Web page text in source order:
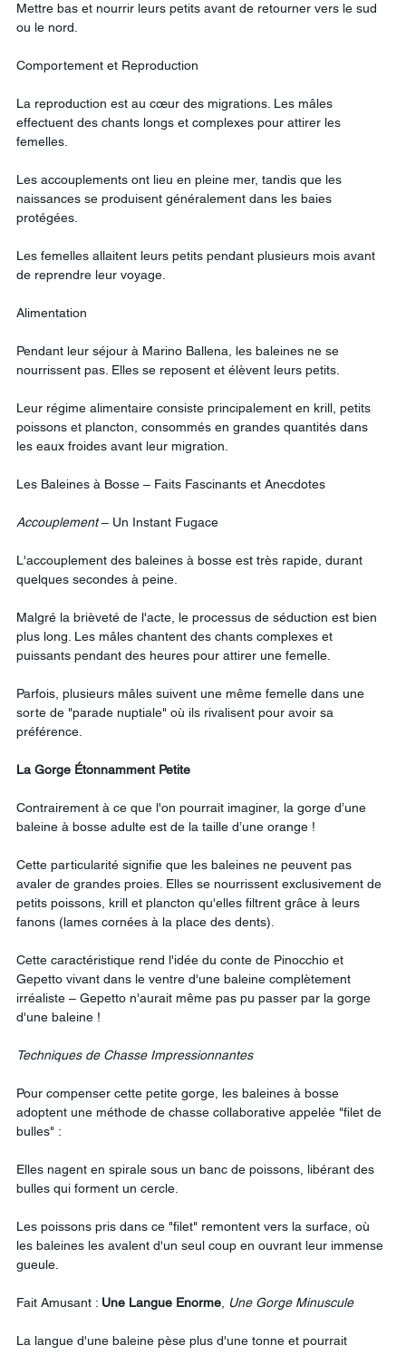
Mettre bas et nourrir leurs petits avant de retourner vers le sud
ou le nord.
Comportement et Reproduction
La reproduction est au cœur des migrations. Les mâles
effectuent des chants longs et complexes pour attirer les
femelles.
Les accouplements ont lieu en pleine mer, tandis que les
naissances se produisent généralement dans les baies
protégées.
Les femelles allaitent leurs petits pendant plusieurs mois avant
de reprendre leur voyage.
Alimentation
Pendant leur séjour à Marino Ballena, les baleines ne se
nourrissent pas. Elles se reposent et élèvent leurs petits.
Leur régime alimentaire consiste principalement en krill, petits
poissons et plancton, consommés en grandes quantités dans
les eaux froides avant leur migration.
Les Baleines à Bosse – Faits Fascinants et Anecdotes
Accouplement – Un Instant Fugace
L'accouplement des baleines à bosse est très rapide, durant
quelques secondes à peine.
Malgré la brièveté de l'acte, le processus de séduction est bien
plus long. Les mâles chantent des chants complexes et
puissants pendant des heures pour attirer une femelle.
Parfois, plusieurs mâles suivent une même femelle dans une
sorte de "parade nuptiale" où ils rivalisent pour avoir sa
préférence.
La Gorge Étonnamment Petite
Contrairement à ce que l'on pourrait imaginer, la gorge d’une
baleine à bosse adulte est de la taille d’une orange !
Cette particularité signifie que les baleines ne peuvent pas
avaler de grandes proies. Elles se nourrissent exclusivement de
petits poissons, krill et plancton qu'elles filtrent grâce à leurs
fanons (lames cornées à la place des dents).
Cette caractéristique rend l'idée du conte de Pinocchio et
Gepetto vivant dans le ventre d'une baleine complètement
irréaliste – Gepetto n'aurait même pas pu passer par la gorge
d'une baleine !
Techniques de Chasse Impressionnantes
Pour compenser cette petite gorge, les baleines à bosse
adoptent une méthode de chasse collaborative appelée "filet de
bulles" :
Elles nagent en spirale sous un banc de poissons, libérant des
bulles qui forment un cercle.
Les poissons pris dans ce "filet" remontent vers la surface, où
les baleines les avalent d'un seul coup en ouvrant leur immense
gueule.
Fait Amusant : Une Langue Enorme Une Gorge Minuscule
La langue d'une baleine pèse plus d'une tonne et pourrait